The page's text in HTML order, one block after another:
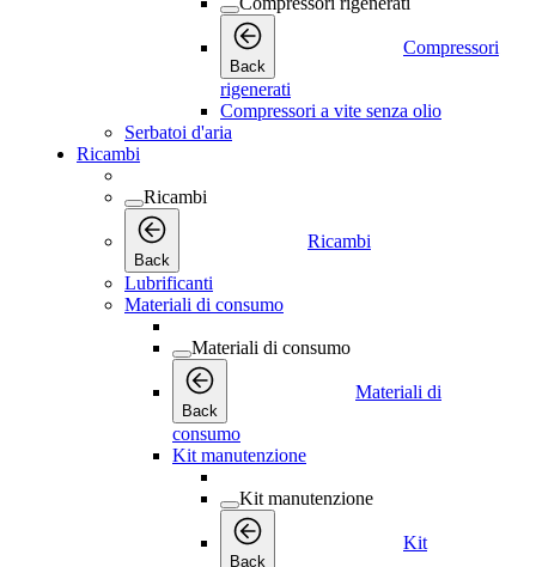
Back
Compressori
rigenerati
Compressori a vite senza olio
Serbatoi d'aria
Ricambi
Ricambi
Back
Ricambi
Lubrificanti
Materiali di consumo
Materiali di consumo
Back
Materiali di
consumo
Kit manutenzione
Kit manutenzione
Back
Kit